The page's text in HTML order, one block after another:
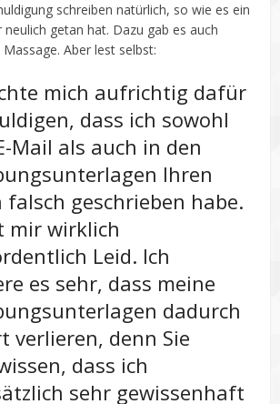
schreiben natürlich, so wie es ein
getan hat. Dazu gab es auch
Aber lest selbst:
mich aufrichtig dafür
dass ich sowohl
Mail als auch in den
Ihren
falsch geschrieben habe.
mir wirklich
Leid. Ich
es sehr, dass meine
dadurch
verlieren, denn Sie
dass ich
sehr gewissenhaft